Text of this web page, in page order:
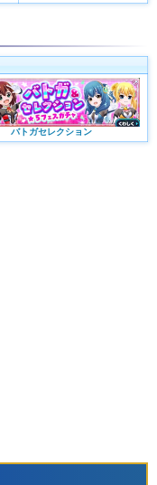
バトガセレクション